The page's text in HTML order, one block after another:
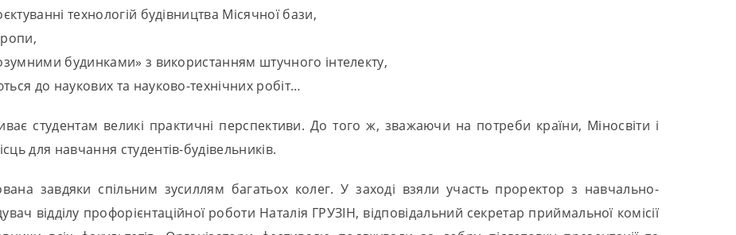
технологій будівництва Місячної бази,
будинками» з використанням штучного інтелекту,
до наукових та науково-технічних робіт…
студентам великі практичні перспективи. До того ж, зважаючи на потреби країни, Міносвіти і
для навчання студентів-будівельників.
завдяки спільним зусиллям багатьох колег. У заході взяли участь проректор з навчально-
відділу профорієнтаційної роботи Наталія ГРУЗІН, відповідальний секретар приймальної комісії